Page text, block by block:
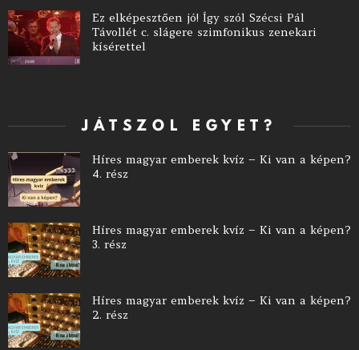
Ez elképesztően jó! Így szól Szécsi Pál
Távollét c. slágere szimfonikus zenekari
kísérettel
JÁTSZOL EGYET?
Híres magyar emberek kvíz – Ki van a képen?
4. rész
Híres magyar emberek kvíz – Ki van a képen?
3. rész
Híres magyar emberek kvíz – Ki van a képen?
2. rész